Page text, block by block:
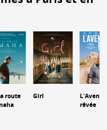
route
Girl
rêvée